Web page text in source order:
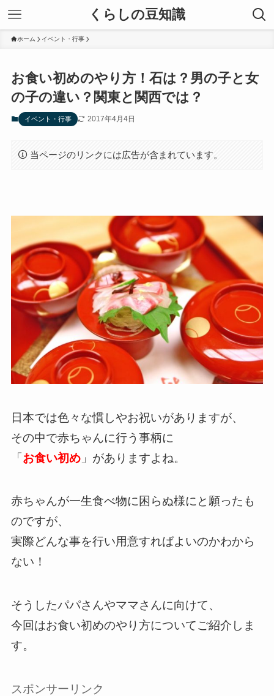
くらしの豆知識
ホーム イベント・行事
お食い初めのやり方！石は？男の子と女
の子の違い？関東と関西では？
イベント・行事 2017年4月4日
当ページのリンクには広告が含まれています。
日本では色々な慣しやお祝いがありますが、
その中で赤ちゃんに行う事柄に
「お食い初め」がありますよね。
赤ちゃんが一生食べ物に困らぬ様にと願ったも
のですが、
実際どんな事を行い用意すればよいのかわから
ない！
そうしたパパさんやママさんに向けて、
今回はお食い初めのやり方についてご紹介しま
す。
スポンサーリンク